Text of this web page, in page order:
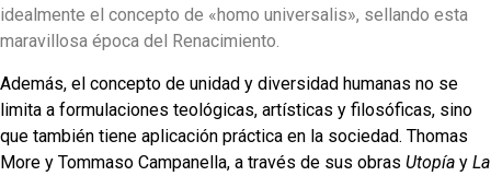
idealmente el concepto de «homo universalis», sellando esta
maravillosa época del Renacimiento.
Además, el concepto de unidad y diversidad humanas no se
limita a formulaciones teológicas, artísticas y filosóficas, sino
que también tiene aplicación práctica en la sociedad. Thomas
More y Tommaso Campanella, a través de sus obras Utopía y La